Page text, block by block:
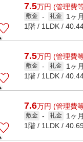
7.5万円 (管理費
敷金 - 礼金
1ヶ月
1階 / 1LDK /
7.5万円 (管理費
敷金 - 礼金
1ヶ月
1階 / 1LDK /
7.6万円 (管理費
敷金 - 礼金
1ヶ月
1階 / 1LDK /